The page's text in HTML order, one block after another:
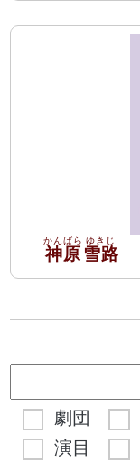
神原 雪路
劇団
演目